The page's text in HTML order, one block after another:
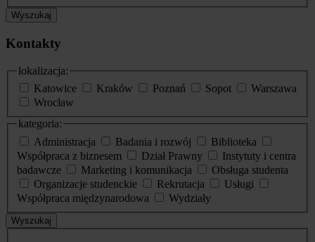
Wyszukaj
Kontakty
lokalizacja:
Katowice
Kraków Poznań Sopot
Warszawa
Wrocław
kategoria:
Administracja
Badania i rozwój
Biblioteka
Współpraca z biznesem
Dział Prawny
Instytuty i centra
badawcze
Marketing i komunikacja
Obsługa studenta
Organizacje studenckie
Rekrutacja
Usługi
Współpraca międzynarodowa
Wydziały
Wyszukaj